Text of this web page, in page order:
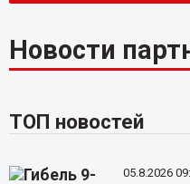
Новости
ТОП новостей
05.8.2026